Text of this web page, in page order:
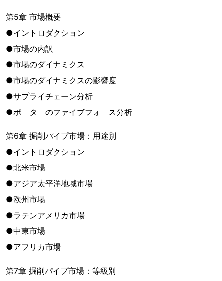
第5章 市場概要
●イントロダクション
●市場の内訳
●市場のダイナミクス
●市場のダイナミクスの影響度
●サプライチェーン分析
●ポーターのファイブフォース分析
第6章 掘削パイプ市場：用途別
●イントロダクション
●北米市場
●アジア太平洋地域市場
●欧州市場
●ラテンアメリカ市場
●中東市場
●アフリカ市場
第7章 掘削パイプ市場：等級別